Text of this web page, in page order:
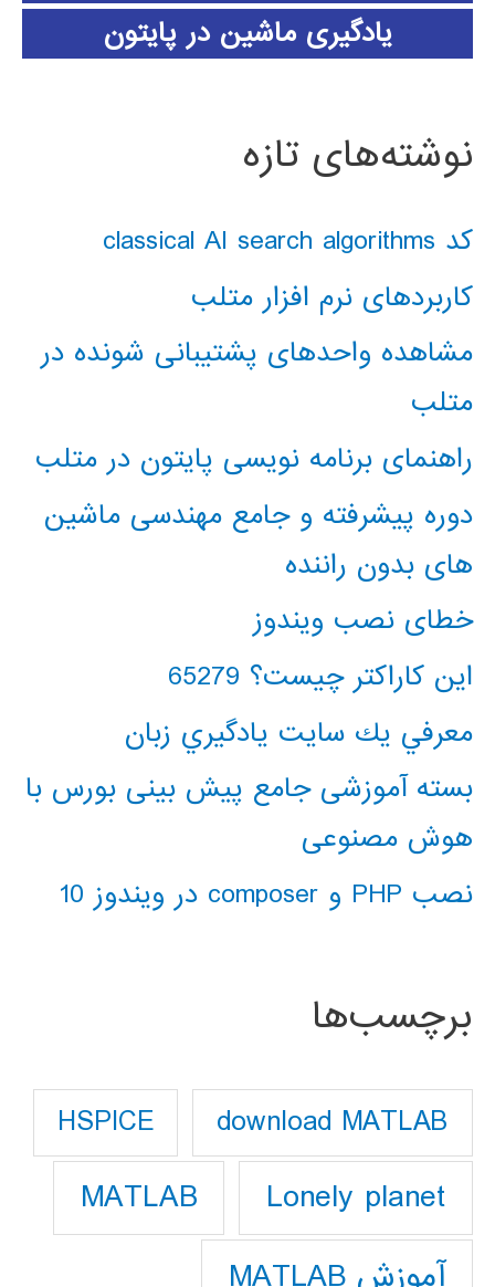
یادگیری ماشین در پایتون
نوشته‌های تازه
کد classical AI search algorithms
کاربردهای نرم افزار متلب
مشاهده واحدهای پشتیبانی شونده در
متلب
راهنمای برنامه نویسی پایتون در متلب
دوره پیشرفته و جامع مهندسی ماشین
های بدون راننده
خطای نصب ویندوز
این کاراکتر چیست؟ 65279
معرفي يك سايت يادگيري زبان
بسته آموزشی جامع پیش بینی بورس با
هوش مصنوعی
نصب PHP و composer در ویندوز 10
برچسب‌ها
download MATLAB
HSPICE
Lonely planet
MATLAB
آموزش MATLAB